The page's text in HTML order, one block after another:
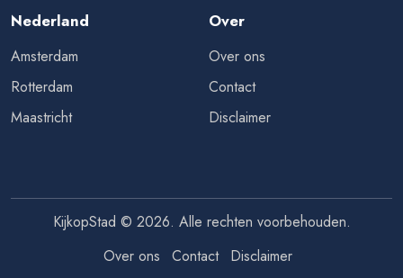
Nederland
Amsterdam
Rotterdam
Maastricht
Over
Over ons
Contact
Disclaimer
KijkopStad © 2026. Alle rechten voorbehouden.
Over ons
Contact Disclaimer